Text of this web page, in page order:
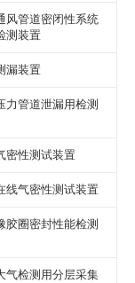
风管道密闭性系统
测装置
漏装置
力管道泄漏用检测
密性测试装置
线气密性测试装置
胶圈密封性能检测
气检测用分层采集